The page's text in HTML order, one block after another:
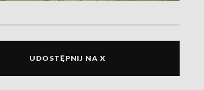
UDOSTĘPNIJ NA X